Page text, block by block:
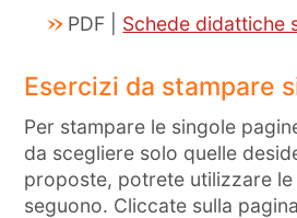
PDF | Schede didattiche
Esercizi da stampare
Per stampare le singole
da scegliere solo quelle
proposte, potrete utilizzare le
seguono. Cliccate sulla